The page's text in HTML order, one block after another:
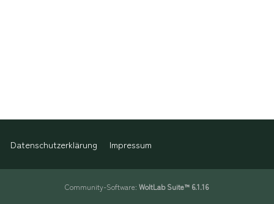
Datenschutzerklärung Impressum
Community-Software:WoltLab Suite™ 6.1.16